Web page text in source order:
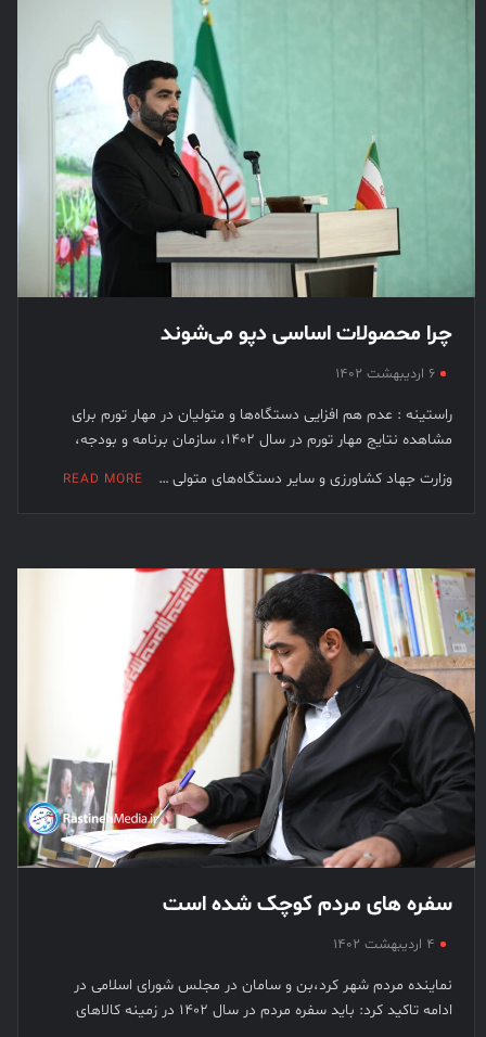
چرا محصولات اساسی دپو می‌شوند
۶ اردیبهشت ۱۴۰۲
راستینه : عدم هم افزایی دستگاه‌ها و متولیان در مهار تورم برای
مشاهده نتایج مهار تورم در سال ۱۴۰۲، سازمان برنامه و بودجه،
وزارت جهاد کشاورزی و سایر دستگاه‌های متولی …
READ MORE
سفره های مردم کوچک شده است
۴ اردیبهشت ۱۴۰۲
نماینده مردم شهر کرد،بن و سامان در مجلس شورای اسلامی در
ادامه تاکید کرد: باید سفره مردم در سال ۱۴۰۲ در زمینه کالاهای